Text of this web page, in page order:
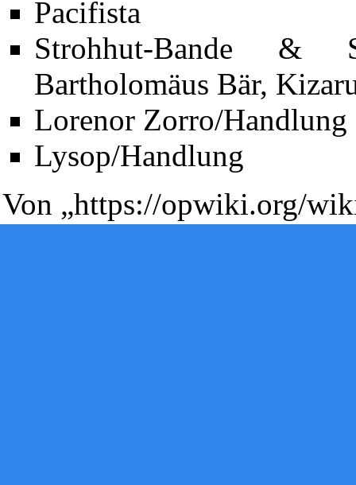
Pacifista
Strohhut-Bande &
Bartholomäus Bär,
Lorenor Zorro/Handlung
Lysop/Handlung
Von „https://opwiki.org/
Diese Seite wurde zuletzt am 7. Juni 2009 um 14:05 Uhr
Powered byComputer-Base.
Datenschutz-Optionen